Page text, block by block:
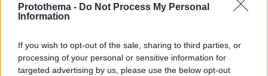
Protothema - Do Not Process My Personal
Information
If you wish to opt-out of the sale, sharing to third parties, or
processing of your personal or sensitive information for
targeted advertising by us, please use the below opt-out
ΑΠΑΝΤΗΣΗ
Χωριαπλαμάς
25.05.2025, 09:37
Είμαι καθ οδόν με το αυτοκίνητο για το νέο καφέ που